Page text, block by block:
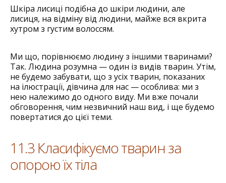
Шкіра лисиці подібна до шкіри людини, але
лисиця, на відміну від людини, майже вся вкрита
хутром з густим волоссям.
Ми що, порівнюємо людину з іншими тваринами?
Так. Людина розумна — один із видів тварин. Утім,
не будемо забувати, що з усіх тварин, показаних
на ілюстрації, дівчина для нас — особлива: ми з
нею належимо до одного виду. Ми вже почали
обговорення, чим незвичний наш вид, і ще будемо
повертатися до цієї теми.
11.3 Класифікуємо тварин за
опорою їх тіла